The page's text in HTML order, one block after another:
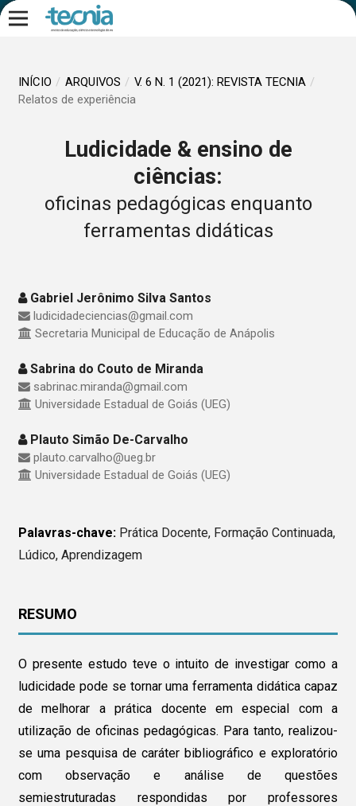
INÍCIO / ARQUIVOS / V. 6 N. 1 (2021): REVISTA TECNIA /
Relatos de experiência
Ludicidade & ensino de
ciências:
oficinas pedagógicas enquanto
ferramentas didáticas
Gabriel Jerônimo Silva Santos
ludicidadeciencias@gmail.com
Secretaria Municipal de Educação de Anápolis
Sabrina do Couto de Miranda
sabrinac.miranda@gmail.com
Universidade Estadual de Goiás (UEG)
Plauto Simão De-Carvalho
plauto.carvalho@ueg.br
Universidade Estadual de Goiás (UEG)
Palavras-chave: Prática Docente, Formação Continuada,
Lúdico, Aprendizagem
RESUMO
O presente estudo teve o intuito de investigar como a
ludicidade pode se tornar uma ferramenta didática capaz
de melhorar a prática docente em especial com a
utilização de oficinas pedagógicas. Para tanto, realizou-
se uma pesquisa de caráter bibliográfico e exploratório
com observação e análise de questões
semiestruturadas respondidas por professores